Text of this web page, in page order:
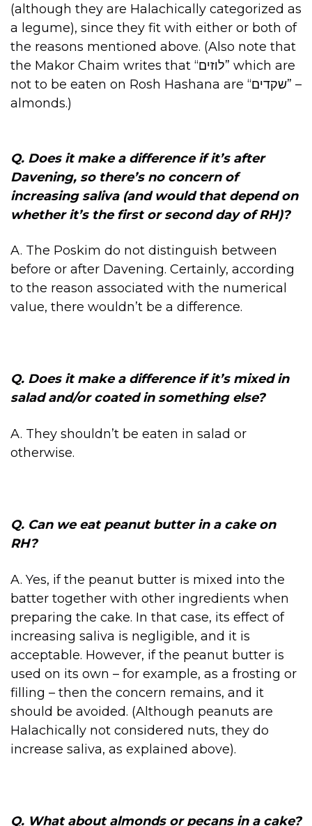
(although they are Halachically categorized as
a legume), since they fit with either or both of
the reasons mentioned above. (Also note that
the Makor Chaim writes that “לוזים” which are
not to be eaten on Rosh Hashana are “שקדים” –
almonds.)
Q. Does it make a difference if it’s after
Davening, so there’s no concern of
increasing saliva (and would that depend on
whether it’s the first or second day of RH)?
A. The Poskim do not distinguish between
before or after Davening. Certainly, according
to the reason associated with the numerical
value, there wouldn’t be a difference.
Q. Does it make a difference if it’s mixed in
salad and/or coated in something else?
A. They shouldn’t be eaten in salad or
otherwise.
Q. Can we eat peanut butter in a cake on
RH?
A. Yes, if the peanut butter is mixed into the
batter together with other ingredients when
preparing the cake. In that case, its effect of
increasing saliva is negligible, and it is
acceptable. However, if the peanut butter is
used on its own – for example, as a frosting or
filling – then the concern remains, and it
should be avoided. (Although peanuts are
Halachically not considered nuts, they do
increase saliva, as explained above).
Q. What about almonds or pecans in a cake?